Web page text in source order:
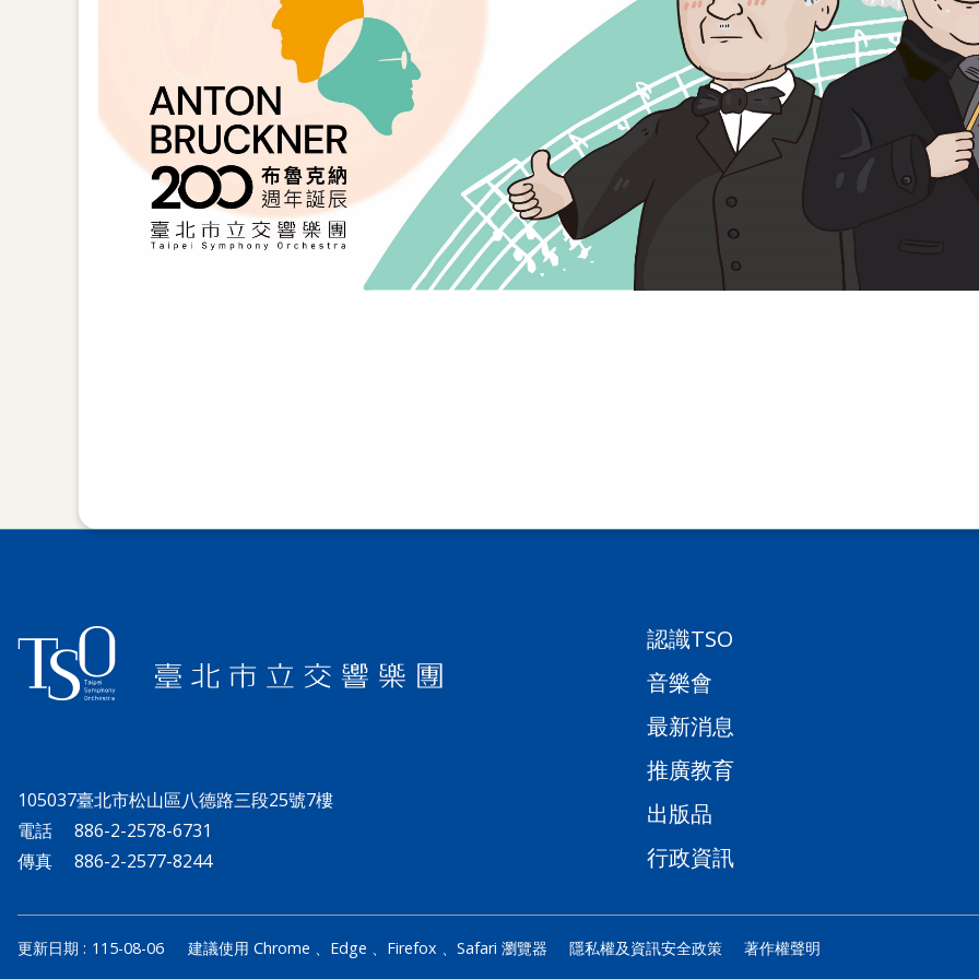
105037臺北市松山區八德路三段25號7樓
電話
886-2-2578-6731
傳真
886-2-2577-8244
認識TSO
音樂會
最新消息
推廣教育
出版品
行政資訊
建議使用 Chrome 、Edge 、Firefox 、Safari 瀏覽器 隱私權及資訊安全政策 著作權聲明
更新日期 115-08-06